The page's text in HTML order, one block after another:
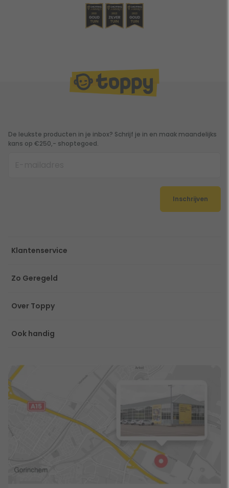
De leukste producten in je inbox? Schrijf je in en maak maandelijks
kans op €250,- shoptegoed.
Inschrijven
Klantenservice
Zo Geregeld
Over Toppy
Ook handig